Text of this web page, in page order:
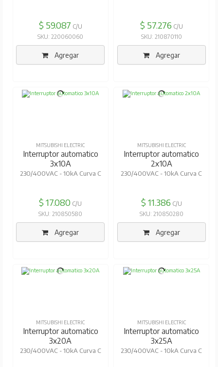
$ 59.087 C/U
SKU: 220060060
Agregar
$ 57.276 C/U
SKU: 210870110
Agregar
MITSUBISHI ELECTRIC
Interruptor automatico
3x10A
230/400VAC - 10kA Curva C
$ 17.080 C/U
SKU: 210850580
Agregar
MITSUBISHI ELECTRIC
Interruptor automatico
2x10A
230/400VAC - 10kA Curva C
$ 11.386 C/U
SKU: 210850280
Agregar
MITSUBISHI ELECTRIC
Interruptor automatico
3x20A
230/400VAC - 10kA Curva C
MITSUBISHI ELECTRIC
Interruptor automatico
3x25A
230/400VAC - 10kA Curva C